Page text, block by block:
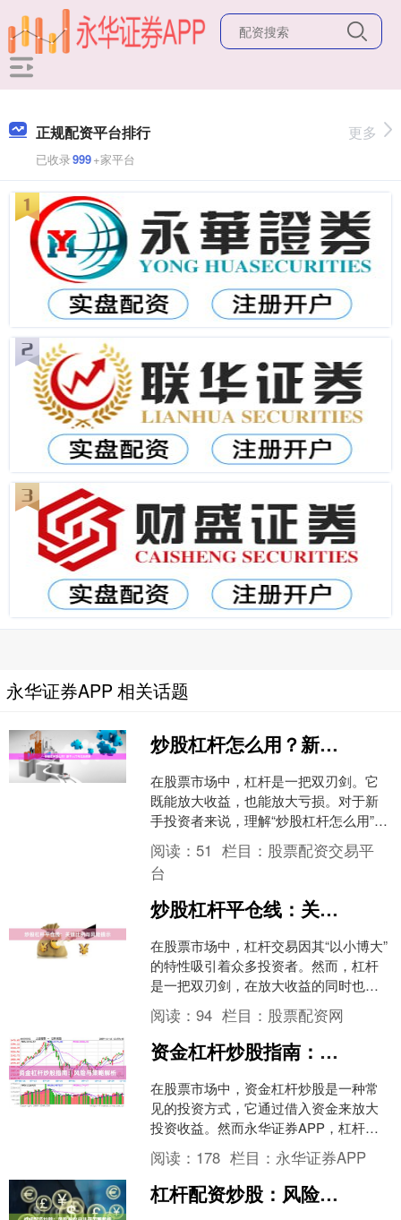
正规配资平台排行
已收录999+家平台
更多
永华证券APP 相关话题
炒股杠杆怎么用？新手入门与风险控制
在股票市场中，杠杆是一把双刃剑。它
既能放大收益，也能放大亏损。对于新
手投资者来说，理解“炒股杠杆怎么用”是
进入这一领域前必须掌握的基础知识。
本文将详细介绍杠杆的....
阅读： 51 栏目： 股票配资交易平
台
炒股杠杆平仓线：关键比例与风险提示
在股票市场中，杠杆交易因其“以小博大”
的特性吸引着众多投资者。然而，杠杆
是一把双刃剑，在放大收益的同时也放
大了风险。其中，“平仓线”是每个使用杠
杆的投资者必须深....
阅读：94 栏目： 股票配资网
资金杠杆炒股指南：风险与策略解析
在股票市场中，资金杠杆炒股是一种常
见的投资方式，它通过借入资金来放大
投资收益。然而永华证券APP，杠杆操
作既可能带来丰厚回报，也可能导致巨
大损失。本文将深入解析....
阅读： 178 栏目： 永华证券APP
杠杆配资炒股：风险与收益并存策略解析